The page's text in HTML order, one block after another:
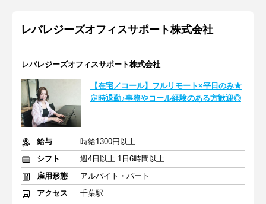
レバレジーズオフィスサポート株式会社
レバレジーズオフィスサポート株式会社
【在宅／コール】フルリモート×平日のみ★
定時退勤♪事務やコール経験のある方歓迎◎
給与
時給1300円以上
シフト
週4日以上 1日6時間以上
雇用形態
アルバイト・パート
アクセス
千葉駅